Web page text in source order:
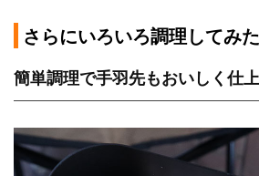
さらにいろいろ調理してみた
簡単調理で手羽先もおいしく仕